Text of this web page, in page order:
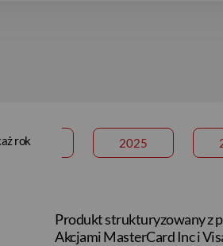
rok
2026 2025
Produkt strukturyzowany z
Akcjami MasterCard Inc i